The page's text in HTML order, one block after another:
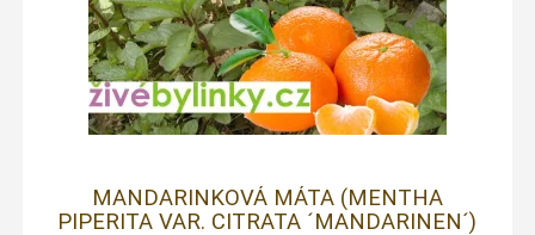
MANDARINKOVÁ MÁTA (MENTHA
PIPERITA VAR. CITRATA ´MANDARINEN´)